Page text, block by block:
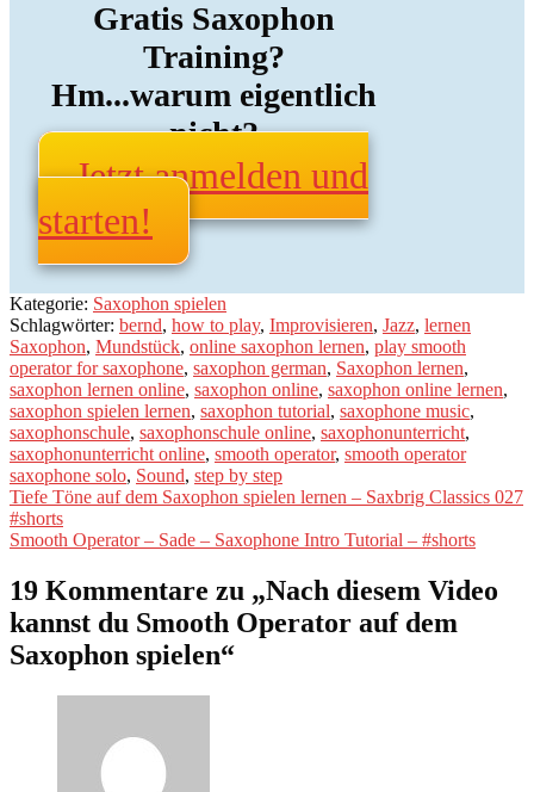
Gratis Saxophon
Training?
Hm...warum eigentlich
nicht?
Jetzt anmelden und
starten!
Kategorie: Saxophon spielen
Schlagwörter: bernd, how to play, Improvisieren, Jazz, lernen
Saxophon, Mundstück, online saxophon lernen, play smooth
operator for saxophone, saxophon german, Saxophon lernen,
saxophon lernen online, saxophon online, saxophon online lernen,
saxophon spielen lernen, saxophon tutorial, saxophone music,
saxophonschule, saxophonschule online, saxophonunterricht,
saxophonunterricht online, smooth operator, smooth operator
saxophone solo, Sound, step by step
Beitragsnavigation
Vorheriger
Beitrag:
Tiefe Töne auf dem Saxophon spielen lernen – Saxbrig Classics 027
#shorts
Nächster
Smooth Operator – Sade – Saxophone Intro Tutorial – #shorts
19 Kommentare zu „Nach diesem Video
kannst du Smooth Operator auf dem
Saxophon spielen“